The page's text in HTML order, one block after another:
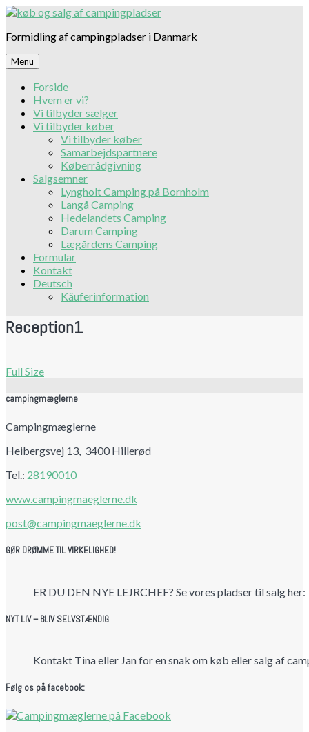
Skip
content
Formidling af campingpladser i Danmark
Menu
Forside
Hvem er vi?
Vi tilbyder sælger
Vi tilbyder køber
Vi tilbyder køber
Samarbejdspartnere
Køberrådgivning
Salgsemner
Lyngholt Camping på Bornholm
Langå Camping
Hedelandets Camping
Darum Camping
Lægårdens Camping
Formular
Kontakt
Deutsch
Käuferinformation
Reception1
Full Size
campingmæglerne
Campingmæglerne
Heibergsvej 13, 3400 Hillerød
Tel.: 28190010
www.campingmaeglerne.dk
post@campingmaeglerne.dk
GØR DRØMME TIL VIRKELIGHED!
ER DU DEN NYE LEJRCHEF? Se vores pladser til salg her:
NYT LIV – BLIV SELVSTÆNDIG
Kontakt Tina eller Jan for en snak om køb eller salg af
Følg os på facebook: